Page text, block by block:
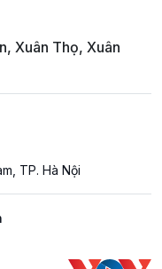
Xuân Thọ, Xuân
TP. Hà Nội